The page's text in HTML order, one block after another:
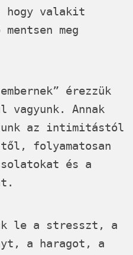
hogy valakit
meg
érezzük
vagyunk. Annak
az intimitástól
folyamatosan
és a
le a stresszt, a
a haragot, a